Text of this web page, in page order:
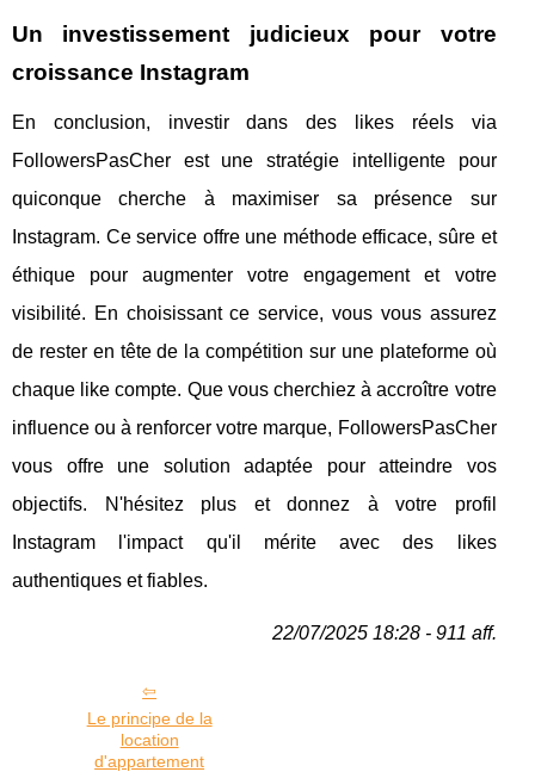
Un investissement judicieux pour votre
croissance Instagram
En conclusion, investir dans des likes réels via
FollowersPasCher est une stratégie intelligente pour
quiconque cherche à maximiser sa présence sur
Instagram. Ce service offre une méthode efficace, sûre et
éthique pour augmenter votre engagement et votre
visibilité. En choisissant ce service, vous vous assurez
de rester en tête de la compétition sur une plateforme où
chaque like compte. Que vous cherchiez à accroître votre
influence ou à renforcer votre marque, FollowersPasCher
vous offre une solution adaptée pour atteindre vos
objectifs. N'hésitez plus et donnez à votre profil
Instagram l'impact qu'il mérite avec des likes
authentiques et fiables.
22/07/2025 18:28 - 911 aff.
Le principe de la
location
d'appartement